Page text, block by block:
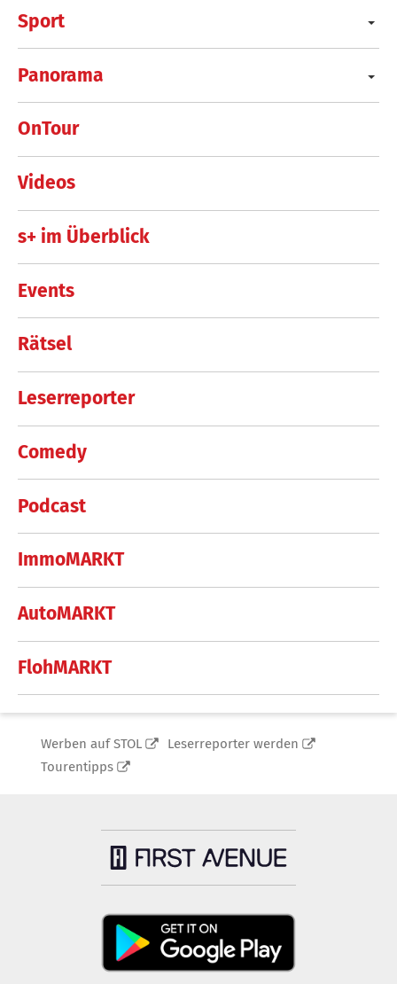
Sport
Panorama
OnTour
Videos
s+ im Überblick
Events
Rätsel
Leserreporter
Comedy
Podcast
ImmoMARKT
AutoMARKT
FlohMARKT
Werben auf STOL
Leserreporter werden
Tourentipps